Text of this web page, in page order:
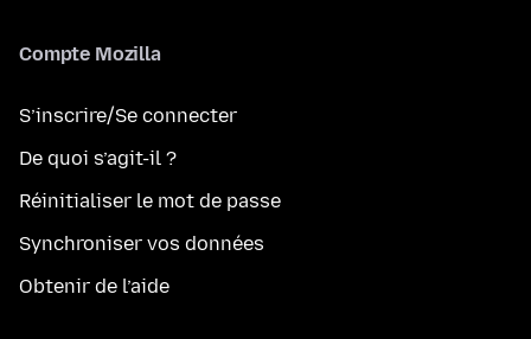
Compte Mozilla
S’inscrire/Se connecter
De quoi s’agit-il ?
Réinitialiser le mot de passe
Synchroniser vos données
Obtenir de l’aide